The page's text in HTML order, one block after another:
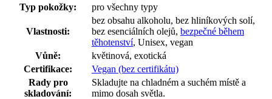
Typ pokožky: pro všechny typy
Vlastnosti:
bez obsahu alkoholu, bez hliníkových solí,
bez esenciálních olejů, bezpečné během
těhotenství, Unisex, vegan
Vůně:
květinová, exotická
Certifikace:
Vegan (bez certifikátu)
Rady pro
skladování:
Skladujte na chladném a suchém místě a
mimo dosah světla.